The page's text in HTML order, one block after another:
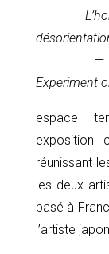
—
Experiment
espace
exposition
réunissant
les deux
basé à
l’artiste